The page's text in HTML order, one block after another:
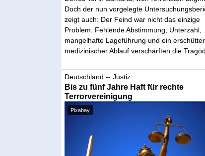
Doch der nun vorgelegte
zeigt auch: Der Feind war nicht das einzige
Problem. Fehlende Abstimmung, Unterzahl,
mangelhafte Lageführung und ein
medizinischer Ablauf verschärften die
Deutschland -- Justiz
Bis zu fünf Jahre Haft für rechte
Terrorvereinigung
Pixabay